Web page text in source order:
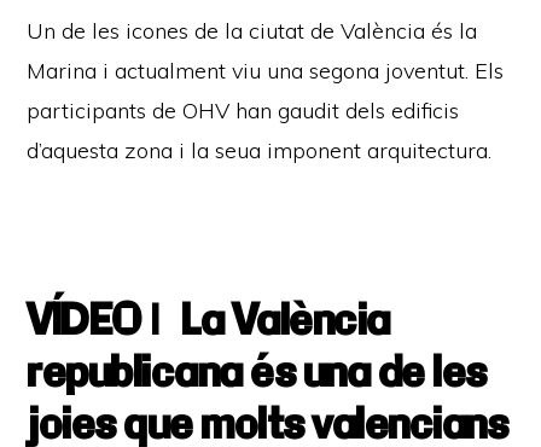
Un de les icones de la ciutat de València és la
Marina i actualment viu una segona joventut. Els
participants de OHV han gaudit dels edificis
d’aquesta zona i la seua imponent arquitectura.
VÍDEO | La València
republicana és una de les
joies que molts valencians